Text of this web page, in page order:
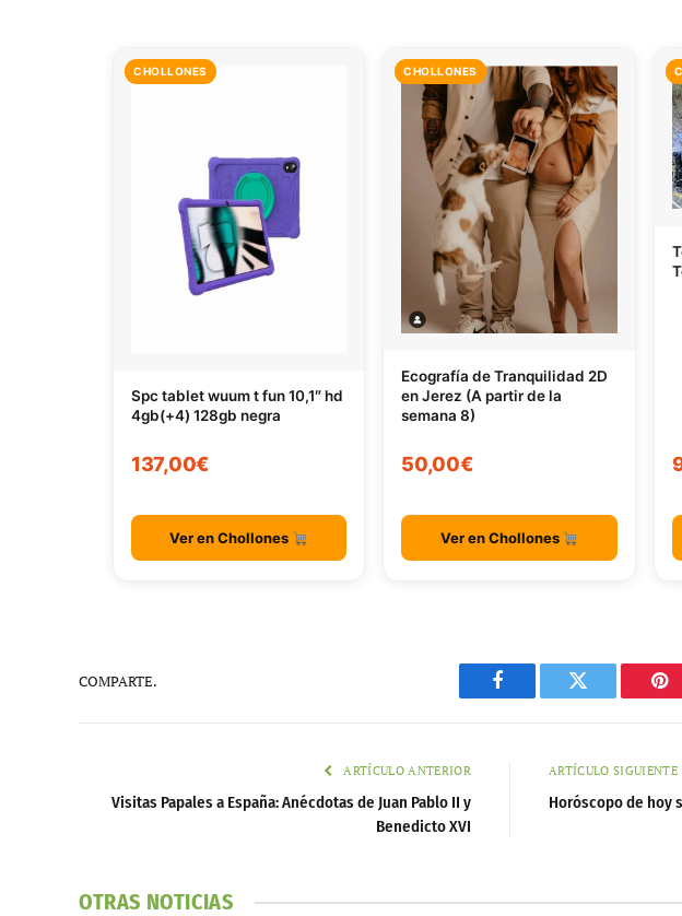
CHOLLONES
Spc tablet wuum t fun 10,1″ hd
4gb(+4) 128gb negra
137,00€
Ver en Chollones
CHOLLONES
Ecografía de Tranquilidad 2D
en Jerez (A partir de la
semana 8)
50,00€
Ver en Chollones
COMPARTE.
Facebook Twitter
ARTÍCULO ANTERIOR
Visitas Papales a España: Anécdotas de Juan Pablo II y
Benedicto XVI
ARTÍCULO SIGUIENTE
Horóscopo de hoy
OTRAS NOTICIAS